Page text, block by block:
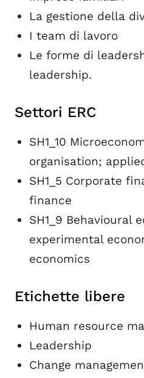
La gestione della
I team di lavoro
Le forme di
leadership.
Settori ERC
SH1_10
organisation;
SH1_5 Corporate
finance
SH1_9 Behavioural
experimental
economics
Etichette libere
Human resource
Leadership
Change